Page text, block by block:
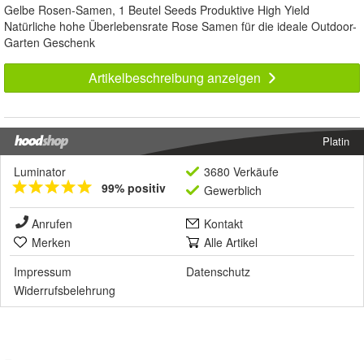
Gelbe Rosen-Samen, 1 Beutel Seeds Produktive High Yield
Natürliche hohe Überlebensrate Rose Samen für die ideale Outdoor-
Garten Geschenk
Artikelbeschreibung anzeigen
Platin
Luminator
99% positiv
3680 Verkäufe
Gewerblich
Anrufen
Kontakt
Merken
Alle Artikel
Impressum
Datenschutz
Widerrufsbelehrung